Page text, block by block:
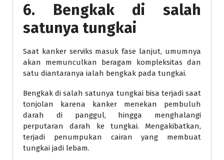
6. Bengkak di salah
satunya tungkai
Saat kanker serviks masuk fase lanjut, umumnya
akan memunculkan beragam kompleksitas dan
satu diantaranya ialah bengkak pada tungkai.
Bengkak di salah satunya tungkai bisa terjadi saat
tonjolan karena kanker menekan pembuluh
darah di panggul, hingga menghalangi
perputaran darah ke tungkai. Mengakibatkan,
terjadi penumpukan cairan yang membuat
tungkai jadi lebam.